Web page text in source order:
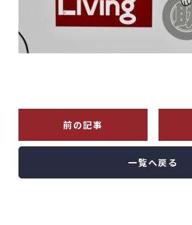
前の記事
一覧へ戻る